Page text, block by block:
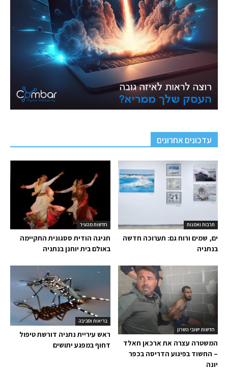
עדכונים אחרונים
חדשות מהעיר
חגיגה הודית ססגונית התקיימה
באולם בית יוחנן בנתניה
תרבות ואמנות
ים, שמים ורוח גם: תערוכה חדשה
בנתניה
בריאות וסביבה
ראש עיריית נתניה דורשת טיפול
דחוף במפגע יתושים
חדשות ישובי השרון
המשטרה עצרה את ארכאן חאלד
– החשוד בפיגוע הדריסה בכפר
יונה